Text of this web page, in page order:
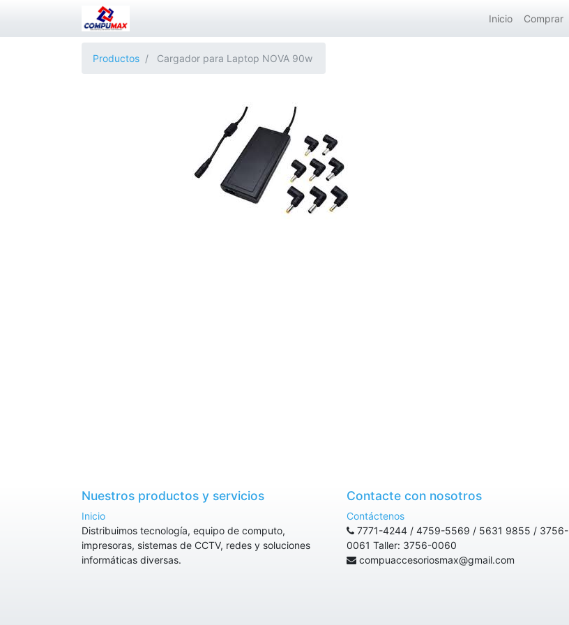
Inicio Comprar
Productos Cargador para Laptop NOVA 90w
Nuestros productos y servicios
Inicio
Distribuimos tecnología, equipo de computo,
impresoras, sistemas de CCTV, redes y soluciones
informáticas diversas.
Contacte con nosotros
Contáctenos
7771-4244 / 4759-5569 / 5631 9855 / 3756-
0061 Taller: 3756-0060
compuaccesoriosmax@gmail.com